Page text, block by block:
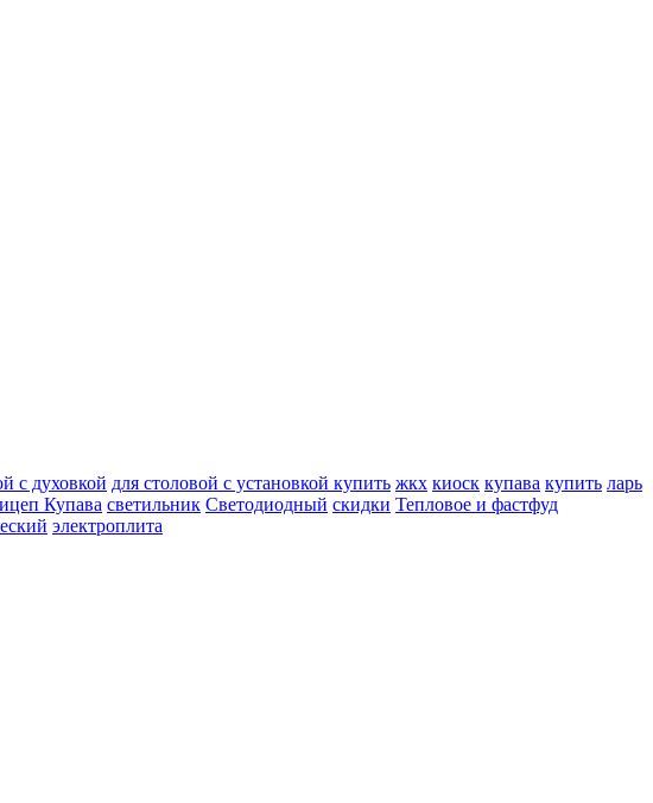
с духовкой для столовой с установкой купить жкх киоск купава купить ларь
Купава светильник Светодиодный скидки Тепловое и фастфуд
электроплита